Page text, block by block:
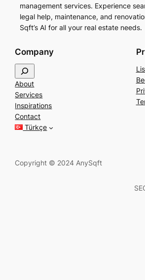
management services. Experience
legal help, maintenance, and
Sqft’s AI for all your real estate needs.
Company
e
a
r
c
h
About
Services
Inspirations
Contact
Türkçe
Copyright © 2024 AnySqft